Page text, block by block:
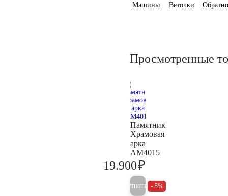
Машины Веточки
Просмотренные
Памятник
Храмовая
арка
AM4015
19.900₽
Купить 5%